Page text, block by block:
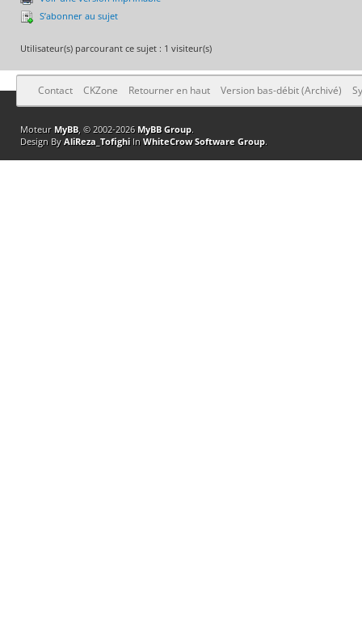
S’abonner au sujet
Utilisateur(s) parcourant ce sujet : 1 visiteur(s)
Contact CKZone Retourner en haut Version bas-débit (Archivé)
Moteur MyBB, © 2002-2026 MyBB Group.
Design By AliReza_TofighiIn WhiteCrow Software Group.